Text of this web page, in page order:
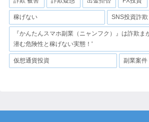
稼げない SNS投資詐欺
『かんたんスマホ副業（ニャンフク）』は詐欺ま
潜む危険性と稼げない実態！'
仮想通貨投資 副業案件